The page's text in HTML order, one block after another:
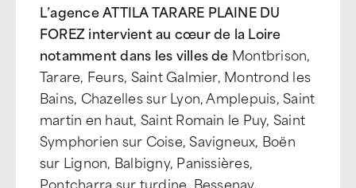
L’agence ATTILA TARARE PLAINE DU
FOREZ intervient au cœur de la Loire
notamment dans les villes de Montbrison,
Tarare, Feurs, Saint Galmier, Montrond les
Bains, Chazelles sur Lyon, Amplepuis, Saint
martin en haut, Saint Romain le Puy, Saint
Symphorien sur Coise, Savigneux, Boën
sur Lignon, Balbigny, Panissières,
Pontcharra sur turdine, Bessenay,